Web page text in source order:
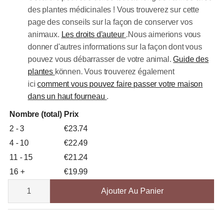
des plantes médicinales ! Vous trouverez sur cette
page des conseils sur la façon de conserver vos
animaux. Les droits d'auteur .Nous aimerions vous
donner d'autres informations sur la façon dont vous
pouvez vous débarrasser de votre animal.Guide des
plantes können. Vous trouverez également
icicomment vous pouvez faire passer votre maison
dans un haut fourneau .
Nombre (total) Prix
2 - 3
€23.74
4 - 10
€22.49
11 - 15
€21.24
16 +
€19.99
Jonagold
Apfelbaum
Ajouter Au Panier